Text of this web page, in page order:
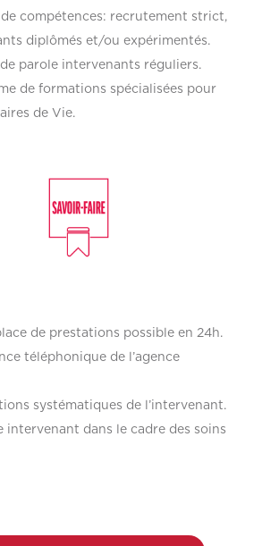
compétences: recrutement strict,
diplômés et/ou expérimentés.
parole intervenants réguliers.
de formations spécialisées pour
de Vie.
de prestations possible en 24h.
téléphonique de l’agence
systématiques de l’intervenant.
intervenant dans le cadre des soins